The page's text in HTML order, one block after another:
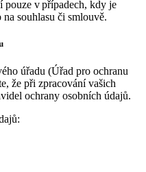
pouze v případech, kdy je
souhlasu či smlouvě.
úřadu (Úřad pro ochranu
že při zpracování vašich
ochrany osobních údajů.